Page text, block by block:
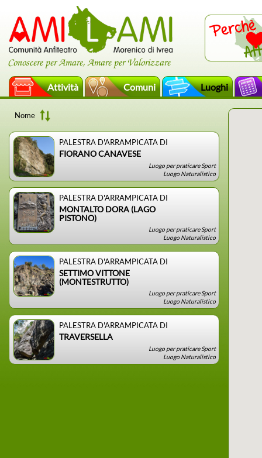
Conoscere per Amare, Amare per Valorizzare
Attività Comuni Luoghi
Nome
PALESTRA D'ARRAMPICATA DI
FIORANO CANAVESE
Luogo per praticare Sport
Luogo Naturalistico
PALESTRA D'ARRAMPICATA DI
MONTALTO DORA (LAGO
PISTONO)
Luogo per praticare Sport
Luogo Naturalistico
PALESTRA D'ARRAMPICATA DI
SETTIMO VITTONE
(MONTESTRUTTO)
Luogo per praticare Sport
Luogo Naturalistico
PALESTRA D'ARRAMPICATA DI
TRAVERSELLA
Luogo per praticare Sport
Luogo Naturalistico